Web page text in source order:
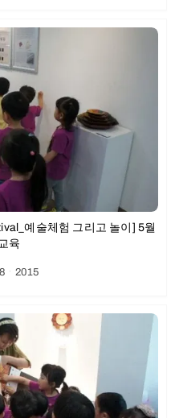
예술체험 그리고 놀이] 5월
육
ㆍ2015